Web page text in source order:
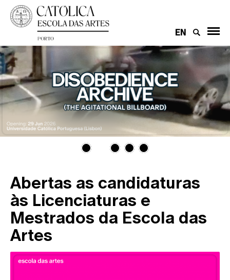
EN
Abertas as candidaturas
às Licenciaturas e
Mestrados da Escola das
Artes